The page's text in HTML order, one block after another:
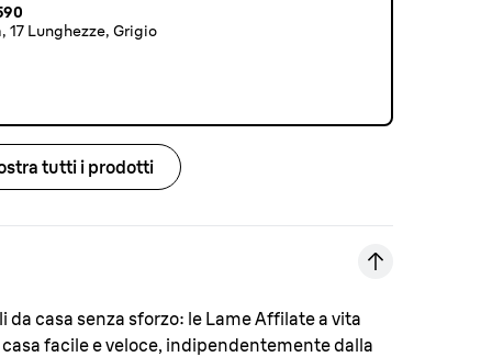
17 Lunghezze, Grigio
tutti i prodotti
da casa senza sforzo: le Lame Affilate a vita
facile e veloce, indipendentemente dalla